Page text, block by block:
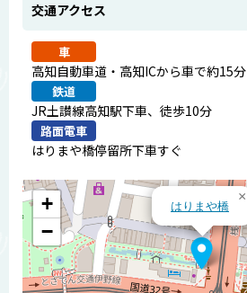
交通アクセス
車
高知自動車道・高知ICから車で約15分
鉄道
JR土讃線高知駅下車、徒歩10分
路面電車
はりまや橋停留所下車すぐ
はりまや橋
×
+
−